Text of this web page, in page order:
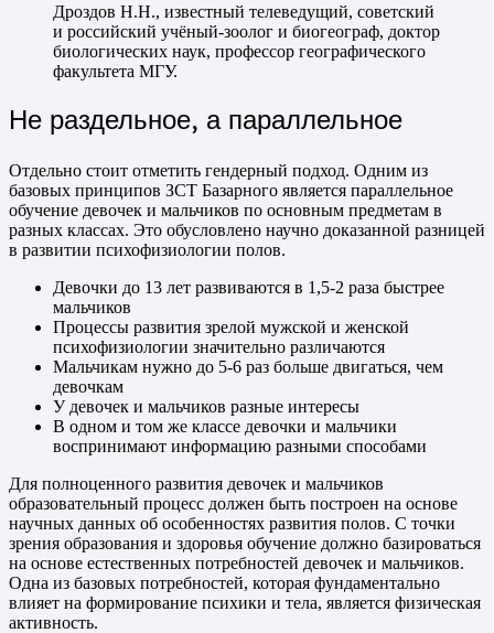
Дроздов Н.Н., известный телеведущий, cоветский
и российский учёный-зоолог и биогеограф, доктор
биологических наук, профессор географического
факультета МГУ.
Не раздельное, а параллельное
Отдельно стоит отметить гендерный подход. Одним из
базовых принципов ЗСТ Базарного является параллельное
обучение девочек и мальчиков по основным предметам в
разных классах. Это обусловлено научно доказанной разницей
в развитии психофизиологии полов.
Девочки до 13 лет развиваются в 1,5-2 раза быстрее
мальчиков
Процессы развития зрелой мужской и женской
психофизиологии значительно различаются
Мальчикам нужно до 5-6 раз больше двигаться, чем
девочкам
У девочек и мальчиков разные интересы
В одном и том же классе девочки и мальчики
воспринимают информацию разными способами
Для полноценного развития девочек и мальчиков
образовательный процесс должен быть построен на основе
научных данных об особенностях развития полов. С точки
зрения образования и здоровья обучение должно базироваться
на основе естественных потребностей девочек и мальчиков.
Одна из базовых потребностей, которая фундаментально
влияет на формирование психики и тела, является физическая
активность.